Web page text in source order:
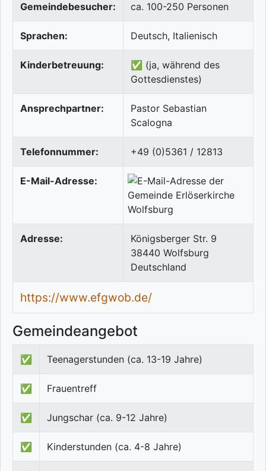
Gemeindebesucher: ca. 100-250 Personen
Sprachen: Deutsch, Italienisch
Kinderbetreuung:
✅ (ja, während des
Gottesdienstes)
Ansprechpartner:
Pastor Sebastian
Scalogna
Telefonnummer: +49 (0)5361 / 12813
E-Mail-Adresse:
Adresse:
Königsberger Str. 9
38440 Wolfsburg
Deutschland
https://www.efgwob.de/
Gemeindeangebot
✅ Teenagerstunden (ca. 13-19 Jahre)
✅ Frauentreff
✅ Jungschar (ca. 9-12 Jahre)
✅ Kinderstunden (ca. 4-8 Jahre)